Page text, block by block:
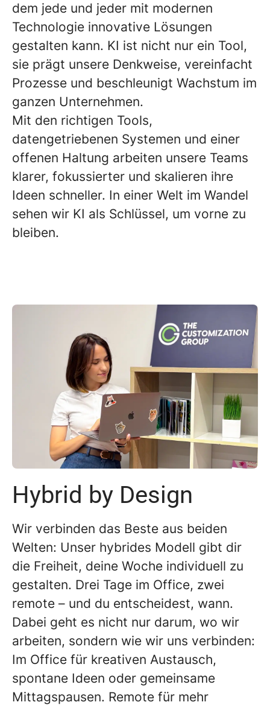
dem jede und jeder mit modernen
Technologie innovative Lösungen
gestalten kann. KI ist nicht nur ein Tool,
sie prägt unsere Denkweise, vereinfacht
Prozesse und beschleunigt Wachstum im
ganzen Unternehmen.
Mit den richtigen Tools,
datengetriebenen Systemen und einer
offenen Haltung arbeiten unsere Teams
klarer, fokussierter und skalieren ihre
Ideen schneller. In einer Welt im Wandel
sehen wir KI als Schlüssel, um vorne zu
bleiben.
Hybrid by Design
Wir verbinden das Beste aus beiden
Welten: Unser hybrides Modell gibt dir
die Freiheit, deine Woche individuell zu
gestalten. Drei Tage im Office, zwei
remote – und du entscheidest, wann.
Dabei geht es nicht nur darum, wo wir
arbeiten, sondern wie wir uns verbinden:
Im Office für kreativen Austausch,
spontane Ideen oder gemeinsame
Mittagspausen. Remote für mehr